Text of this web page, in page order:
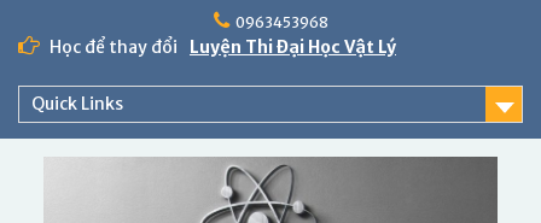
content
0963453968
Học để thay đổi Luyện Thi Đại Học Vật Lý
Quick Links